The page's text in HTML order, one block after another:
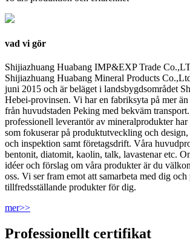
vad vi gör
Shijiazhuang Huabang IMP&EXP Trade
Shijiazhuang Huabang Mineral Products
juni 2015 och är beläget i landsbygdsområdet
Hebei-provinsen. Vi har en fabriksyta på mer
från huvudstaden Peking med bekväm
professionell leverantör av mineralprodukter
som fokuserar på produktutveckling och
och inspektion samt företagsdrift. Våra
bentonit, diatomit, kaolin, talk, lavastenar etc.
idéer och förslag om våra produkter är du
oss. Vi ser fram emot att samarbeta med dig och
tillfredsställande produkter för dig.
mer>>
Professionellt certifikat